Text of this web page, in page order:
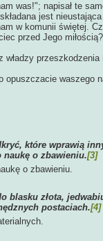
was!"; napisał te
jest
w komunii świętej.
przed Jego
opuszczacie waszego
które wprawią
naukę o zbawieniu.[3]
o zbawieniu.
blasku złota,
postaciach.[4]